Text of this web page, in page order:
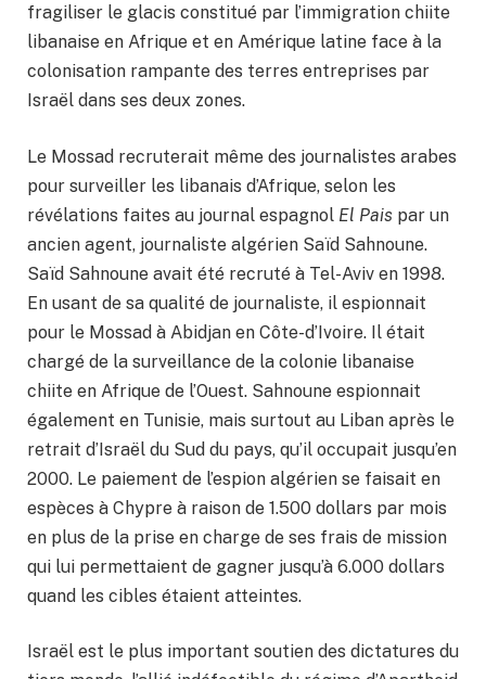
fragiliser le glacis constitué par l’immigration chiite
libanaise en Afrique et en Amérique latine face à la
colonisation rampante des terres entreprises par
Israël dans ses deux zones.
Le Mossad recruterait même des journalistes arabes
pour surveiller les libanais d’Afrique, selon les
révélations faites au journal espagnol El Pais par un
ancien agent, journaliste algérien Saïd Sahnoune.
Saïd Sahnoune avait été recruté à Tel-Aviv en 1998.
En usant de sa qualité de journaliste, il espionnait
pour le Mossad à Abidjan en Côte-d’Ivoire. Il était
chargé de la surveillance de la colonie libanaise
chiite en Afrique de l’Ouest. Sahnoune espionnait
également en Tunisie, mais surtout au Liban après le
retrait d’Israël du Sud du pays, qu’il occupait jusqu’en
2000. Le paiement de l’espion algérien se faisait en
espèces à Chypre à raison de 1.500 dollars par mois
en plus de la prise en charge de ses frais de mission
qui lui permettaient de gagner jusqu’à 6.000 dollars
quand les cibles étaient atteintes.
Israël est le plus important soutien des dictatures du